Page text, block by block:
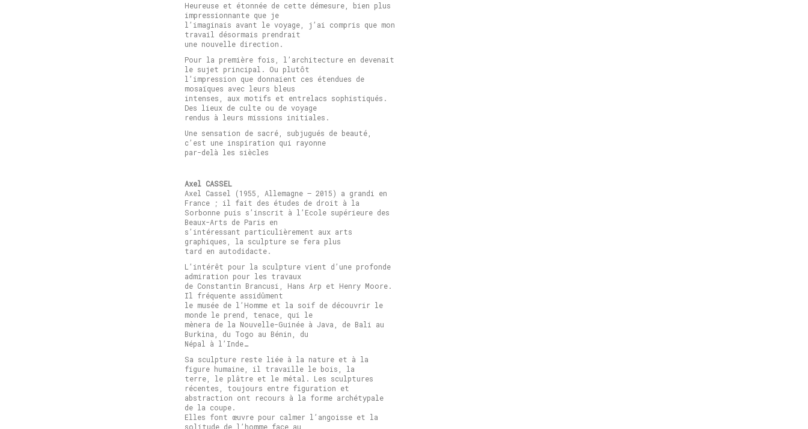
Heureuse et étonnée de cette démesure, bien plus
impressionnante que je
l’imaginais avant le voyage, j’ai compris que mon
travail désormais prendrait
une nouvelle direction.
Pour la première fois, l’architecture en devenait
le sujet principal. Ou plutôt
l’impression que donnaient ces étendues de
mosaïques avec leurs bleus
intenses, aux motifs et entrelacs sophistiqués.
Des lieux de culte ou de voyage
rendus à leurs missions initiales.
Une sensation de sacré, subjugués de beauté,
c’est une inspiration qui rayonne
par-delà les siècles
Axel CASSEL
Axel Cassel (1955, Allemagne – 2015) a grandi en
France ; il fait des études de droit à la
Sorbonne puis s’inscrit à l’Ecole supérieure des
Beaux-Arts de Paris en
s’intéressant particulièrement aux arts
graphiques, la sculpture se fera plus
tard en autodidacte.
L’intérêt pour la sculpture vient d’une profonde
admiration pour les travaux
de Constantin Brancusi, Hans Arp et Henry Moore.
Il fréquente assidûment
le musée de l’Homme et la soif de découvrir le
monde le prend, tenace, qui le
mènera de la Nouvelle-Guinée à Java, de Bali au
Burkina, du Togo au Bénin, du
Népal à l’Inde…
Sa sculpture reste liée à la nature et à la
figure humaine, il travaille le bois, la
terre, le plâtre et le métal. Les sculptures
récentes, toujours entre figuration et
abstraction ont recours à la forme archétypale
de la coupe.
Elles font œuvre pour calmer l’angoisse et la
solitude de l’homme face au